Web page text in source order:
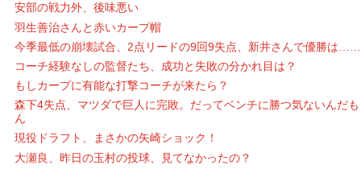
安部の戦力外、後味悪い
羽生善治さんと赤いカープ帽
今季最低の崩壊試合、2点リードの9回9失点、新井さんで優勝は……
コーチ経験なしの監督たち、成功と失敗の分かれ目は？
もしカープに有能な打撃コーチが来たら？
森下4失点、マツダで巨人に完敗。だってベンチに勝つ気ないんだも
ん
現役ドラフト、まさかの矢崎ショック！
大瀬良、昨日の玉村の投球、見てなかったの？